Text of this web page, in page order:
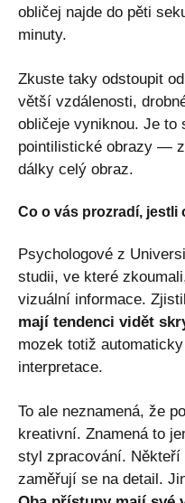
obličej najde do pěti
minuty.
Zkuste taky odstoupit
větší vzdálenosti,
obličeje vyniknou. Je to
pointilistické obrazy —
dálky celý obraz.
Co o vás prozradí, jestli
Psychologové z
studii, ve které
vizuální informace.
mají tendenci vidět
mozek totiž
interpretace.
To ale neznamená, že
kreativní. Znamená to
styl zpracování.
zaměřují se na detail.